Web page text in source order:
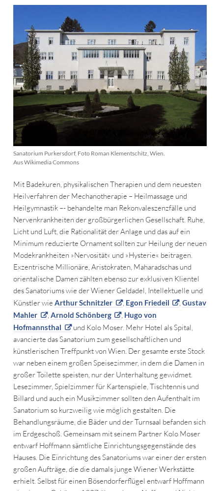
Sanatorium Purkersdorf, Foto Roman Klementschitz, Wien.
Aus Wikimedia Commons
Mit Badekuren, physikalischen Therapien und dem neuesten
Heilverfahren der Mechanotherapie – Heilmassage und
Heilgymnastik –- behandelte man Rekonvaleszenzfälle und
Nervenkrankheiten der großbürgerlichen Gesellschaft. Ruhe,
Licht und Luft, die Rationalität der Anlage und das auf ein
Minimum reduzierte Ornament sollten zur Heilung der neuen
Modekrankheiten »Nervosität« und »Hysterie« beitragen.
Exzentrische Millionäre, Aristokraten, Maharadschas und
orientalische Damen zählten ebenso zur exklusiven Klientel
des Sanatoriums wie der Wiener Geldadel, Intellektuelle und
Künstler wie Arthur Schnitzler , Egon Friedeil ,Gustav
Mahler
, Arnold Schönberg , Hugo von
Hofmannsthal
und Kolo Moser. Mehr Hotel als Spital,
avancierte das Sanatorium zum gesellschaftlichen und
künstlerischen Treffpunkt von Wien. Der gesamte erste Stock
war neben einem großen Speisezimmer, in dem die Damen in
großer Toilette speisten, nur der Unterhaltung gewidmet.
Lesezimmer, Spielzimmer für Kartenspiele, Tischtennis und
Billard und auch ein Musikzimmer sollten den Aufenthalt im
Sanatorium so kurzweilig wie möglich gestalten. Die
Behandlungsräume, die Bäder und der Turnsaal befanden sich
im Erdgeschoß. Gemeinsam mit seinem Partner Kolo Moser
entwarf Hoffmann sämtliche Einrichtungsgegenstände des
Hauses. Die Einrichtung des Sanatoriums war einer der ersten
großen Aufträge, die die damals junge Wiener Werkstätte
erhielt. Selbst für einen Bösendorferflügel entwarf Hoffmann